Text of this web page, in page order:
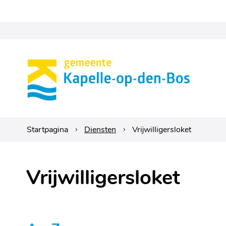
Gemeente
Kapelle-
op-
bos
Startpagina Diensten Vrijwilligersloket
Vrijwilligersloket